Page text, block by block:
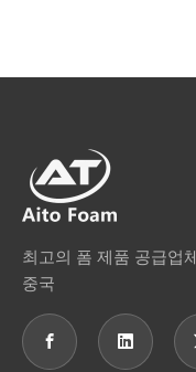
최고의 폼 제품 공급업체
중국